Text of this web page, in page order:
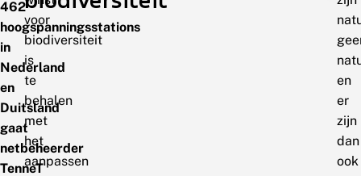
462
hoogspanningsstations
in
Nederland
en
Duitsland
gaat
netbeheerder
TenneT
voor
biodiversiteit
is
te
behalen
met
het
aanpassen
en
er
zijn
dan
ook